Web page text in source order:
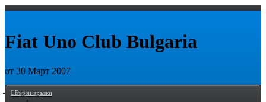
Fiat Uno Club Bulgaria
от 30 Март 2007
Пропусни
Бързи връзки